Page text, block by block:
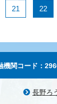
21 22
機関コード：
長野ろ